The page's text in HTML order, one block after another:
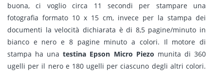
buona, ci voglio circa 11 secondi per stampare una
fotografia formato 10 x 15 cm, invece per la stampa dei
documenti la velocità dichiarata è di 8,5 pagine/minuto in
bianco e nero e 8 pagine minuto a colori. Il motore di
stampa ha unatestina Epson Micro Piezo munita di 360
ugelli per il nero e 180 ugelli per ciascuno degli altri colori.